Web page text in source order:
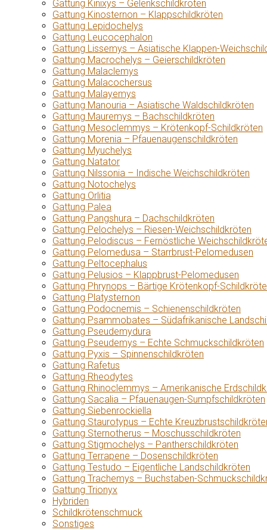
Gattung Kinixys – Gelenkschildkröten
Gattung Kinosternon – Klappschildkröten
Gattung Lepidochelys
Gattung Leucocephalon
Gattung Lissemys – Asiatische Klappen-
Gattung Macrochelys – Geierschildkröten
Gattung Malaclemys
Gattung Malacochersus
Gattung Malayemys
Gattung Manouria – Asiatische Waldschildkröten
Gattung Mauremys – Bachschildkröten
Gattung Mesoclemmys – Krötenkopf-Schildkröten
Gattung Morenia – Pfauenaugenschildkröten
Gattung Myuchelys
Gattung Natator
Gattung Nilssonia – Indische Weichschildkröten
Gattung Notochelys
Gattung Orlitia
Gattung Palea
Gattung Pangshura – Dachschildkröten
Gattung Pelochelys – Riesen-Weichschildkröten
Gattung Pelodiscus – Fernöstliche
Gattung Pelomedusa – Starrbrust-Pelomedusen
Gattung Peltocephalus
Gattung Pelusios – Klappbrust-Pelomedusen
Gattung Phrynops – Bärtige Krötenkopf-
Gattung Platysternon
Gattung Podocnemis – Schienenschildkröten
Gattung Psammobates – Südafrikanische
Gattung Pseudemydura
Gattung Pseudemys – Echte Schmuckschildkröten
Gattung Pyxis – Spinnenschildkröten
Gattung Rafetus
Gattung Rheodytes
Gattung Rhinoclemmys – Amerikanische
Gattung Sacalia – Pfauenaugen-Sumpfschildkröten
Gattung Siebenrockiella
Gattung Staurotypus – Echte
Gattung Sternotherus – Moschusschildkröten
Gattung Stigmochelys – Pantherschildkröten
Gattung Terrapene – Dosenschildkröten
Gattung Testudo – Eigentliche Landschildkröten
Gattung Trachemys – Buchstaben-
Gattung Trionyx
Hybriden
Schildkrötenschmuck
Sonstiges